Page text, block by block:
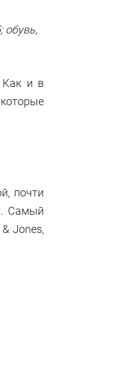
обувь,
Как и в
почти
Самый
Jones,